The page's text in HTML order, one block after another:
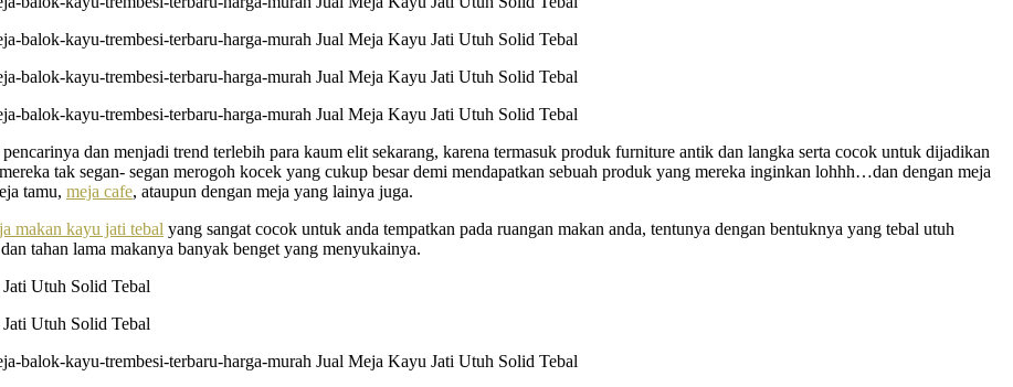
dan menjadi trend terlebih para kaum elit sekarang, karena termasuk produk furniture antik dan langka serta cocok untuk dijadikan
tak segan- segan merogoh kocek yang cukup besar demi mendapatkan sebuah produk yang mereka inginkan lohhh…dan dengan meja
tamu, meja cafe, ataupun dengan meja yang lainya juga.
makan kayu jati tebal yang sangat cocok untuk anda tempatkan pada ruangan makan anda, tentunya dengan bentuknya yang tebal utuh
tahan lama makanya banyak benget yang menyukainya.